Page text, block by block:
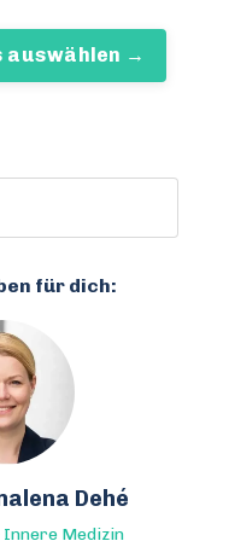
auswählen →
für dich:
Dehé
Medizin